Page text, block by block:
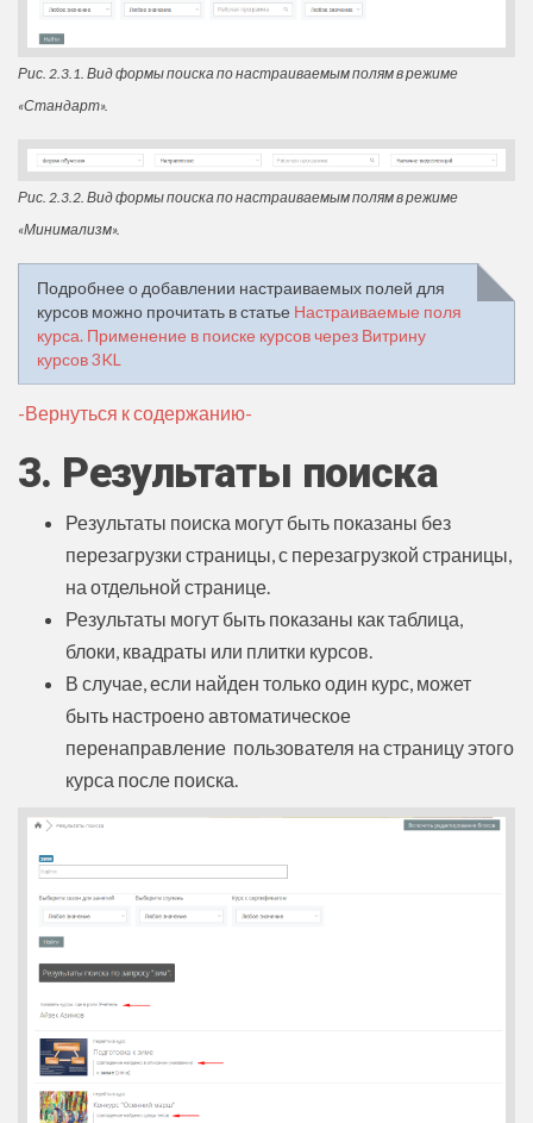
Рис. 2.3.1. Вид формы поиска по настраиваемым полям в режиме
«Стандарт».
Рис. 2.3.2. Вид формы поиска по настраиваемым полям в режиме
«Минимализм».
Подробнее о добавлении настраиваемых полей для
курсов можно прочитать в статье Настраиваемые поля
курса. Применение в поиске курсов через Витрину
курсов 3KL
-Вернуться к содержанию-
3. Результаты поиска
Результаты поиска могут быть показаны без
перезагрузки страницы, с перезагрузкой страницы,
на отдельной странице.
Результаты могут быть показаны как таблица,
блоки, квадраты или плитки курсов.
В случае, если найден только один курс, может
быть настроено автоматическое
перенаправление пользователя на страницу этого
курса после поиска.